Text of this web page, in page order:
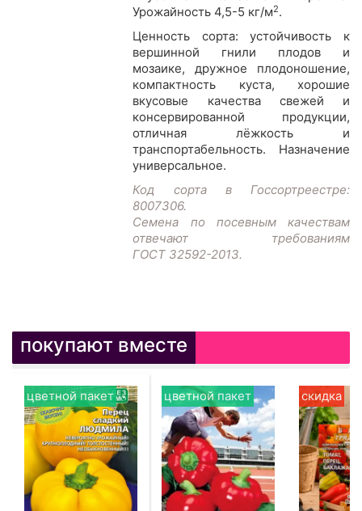
Урожайность 4,5-5 кг/м2.
Ценность сорта: устойчивость к
вершинной гнили плодов и
мозаике, дружное плодоношение,
компактность куста, хорошие
вкусовые качества свежей и
консервированной продукции,
отличная лёжкость и
транспортабельность. Назначение
универсальное.
Код сорта в Госсортреестре:
8007306.
Семена по посевным качествам
отвечают требованиям
ГОСТ 32592-2013.
покупают вместе
цветной пакет цветной пакет скидка